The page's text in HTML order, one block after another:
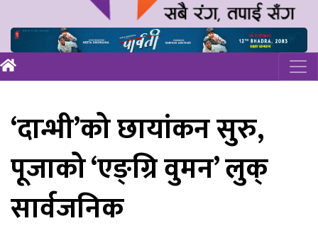
‘दान्भी’को छायांकन सुरु,
पूजाको ‘एङ्ग्रि वुमन’ लुक्
सार्वजनिक